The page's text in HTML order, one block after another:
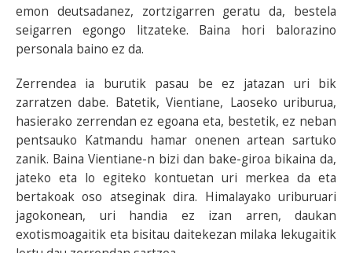
emon deutsadanez, zortzigarren geratu da, bestela
seigarren egongo litzateke. Baina hori balorazino
personala baino ez da.
Zerrendea ia burutik pasau be ez jatazan uri bik
zarratzen dabe. Batetik, Vientiane, Laoseko uriburua,
hasierako zerrendan ez egoana eta, bestetik, ez neban
pentsauko Katmandu hamar onenen artean sartuko
zanik. Baina Vientiane-n bizi dan bake-giroa bikaina da,
jateko eta lo egiteko kontuetan uri merkea da eta
bertakoak oso atseginak dira. Himalayako uriburuari
jagokonean, uri handia ez izan arren, daukan
exotismoagaitik eta bisitau daitekezan milaka lekugaitik